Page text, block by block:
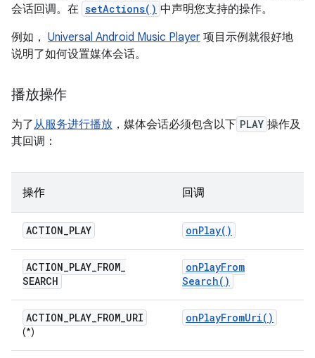
会话回调。在 setActions() 中声明您支持的操作。
例如， Universal Android Music Player 项目示例就很好地
说明了如何设置媒体会话。
播放操作
为了从服务进行播放 ，媒体会话必须包含以下 PLAY 操作及
其回调：
操作 回调
ACTION_PLAY onPlay( )
ACTION_PLAY_FROM_
SEARCH
onPlayFrom
Search( )
ACTION_PLAY_FROM_URI
(*)
onPlayFromUri( )